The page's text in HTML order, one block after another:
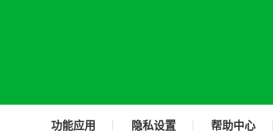
功能应用 隐私设置 帮助中心